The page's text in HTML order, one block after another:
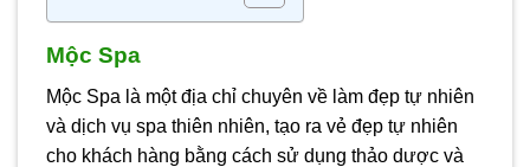
Mộc Spa
Mộc Spa là một địa chỉ chuyên về làm đẹp tự nhiên
và dịch vụ spa thiên nhiên, tạo ra vẻ đẹp tự nhiên
cho khách hàng bằng cách sử dụng thảo dược và